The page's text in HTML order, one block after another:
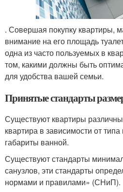
. Совершая покупку квартиры,
внимание на его площадь
одна из часто пользуемых в
том, какими должны быть
для удобства вашей семьи.
Принятые стандарты
Существуют квартиры
квартира в зависимости от
габариты ванной.
Существуют стандарты
санузлов, эти стандарты
нормами и правилами» (СНиП).